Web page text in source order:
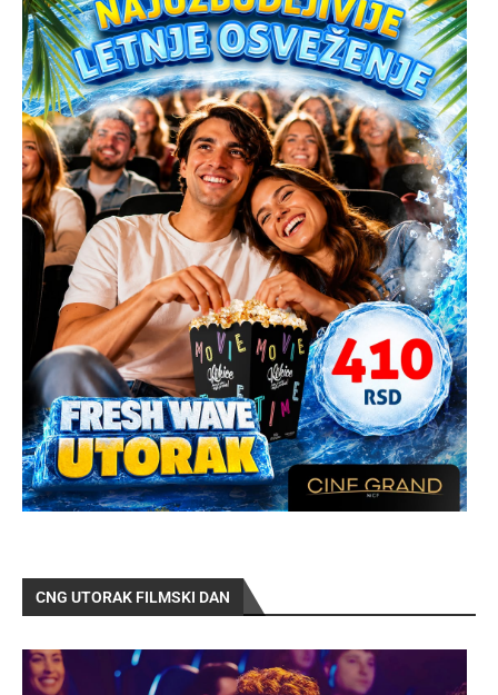
CNG UTORAK FILMSKI DAN